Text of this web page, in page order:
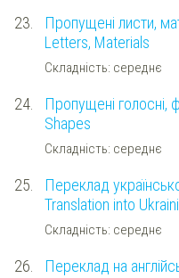
23.
Пропущені листи,
Letters, Materials
Складність: середнє
24.
Пропущені
Shapes
Складність: середнє
25.
Переклад
Translation into
Складність: середнє
26.
Переклад на